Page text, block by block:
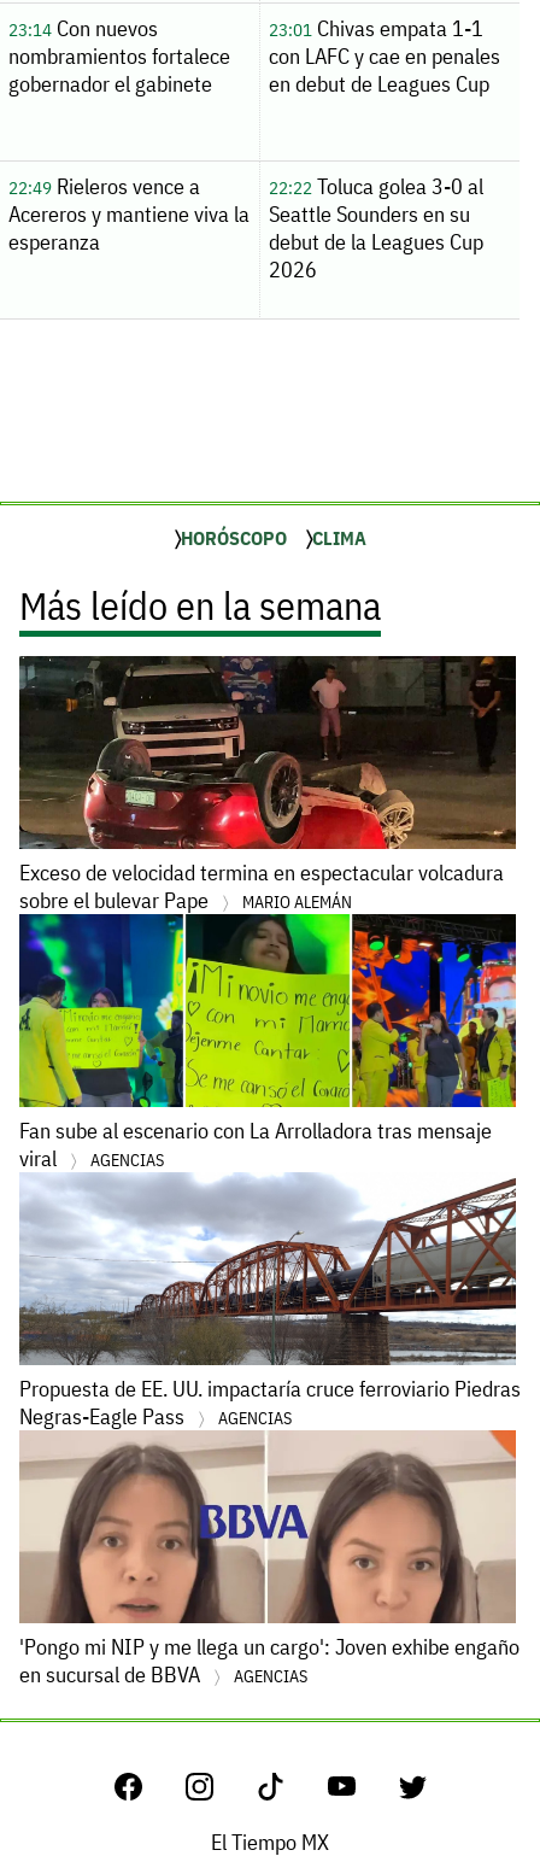
23:14Con nuevos
nombramientos fortalece
gobernador el gabinete
23:01Chivas empata 1-1
con LAFC y cae en penales
en debut de Leagues Cup
22:49Rieleros vence a
Acereros y mantiene viva la
esperanza
22:22Toluca golea 3-0 al
Seattle Sounders en su
debut de la Leagues Cup
2026
HORÓSCOPO CLIMA
Más leído en la semana
Exceso de velocidad termina en espectacular volcadura
sobre el bulevar Pape
MARIO ALEMÁN
Fan sube al escenario con La Arrolladora tras mensaje
viral
AGENCIAS
Propuesta de EE. UU. impactaría cruce ferroviario Piedras
Negras-Eagle Pass
AGENCIAS
'Pongo mi NIP y me llega un cargo': Joven exhibe engaño
en sucursal de BBVA
AGENCIAS
El Tiempo MX